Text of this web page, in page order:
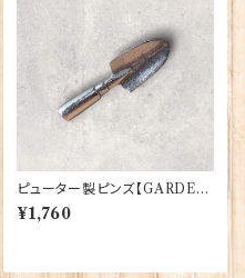
ピューター製ピンズ【GARDEN
TROWEL】Cadogan 90166-
XWTP164
¥1,760